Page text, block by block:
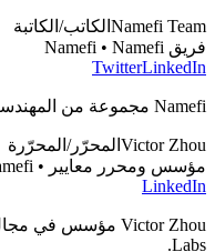
Namefi Team الكاتب/الكاتبة
فريق Namefi • Namefi
TwitterLinkedIn
Namefi مجموعة من المهندسين والمصممين والمتخصصين في التشغيل، شاغلهم يبنوا أدوات تخلي إدارة أسماء دوميناتك onchain سهلة ومن غير مجهود.
Victor Zhou المحرّر/المحرّرة
مؤسس ومحرر معايير • Namefi
LinkedIn
Labs.